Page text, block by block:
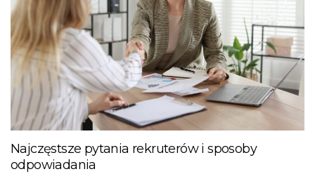
Najczęstsze pytania rekruterów i sposoby
odpowiadania